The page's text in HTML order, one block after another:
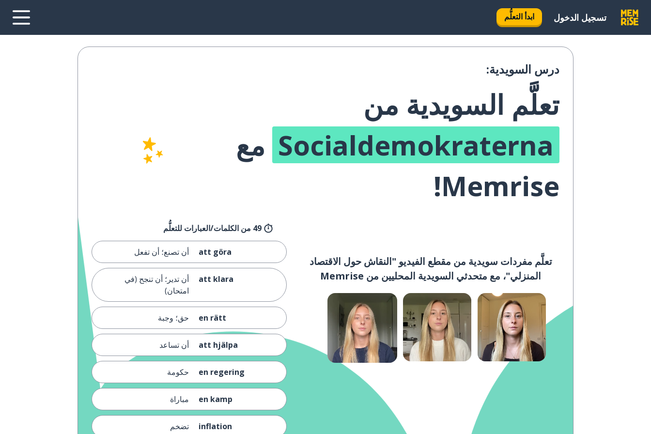
تسجيل الدخول ابدأ التعلُّم
درس السويدية:
تعلَّم السويدية من
Socialdemokraterna مع
Memrise!
تعلَّم مفردات سويدية من مقطع الفيديو "النقاش حول الاقتصاد
المنزلي"، مع متحدثي السويدية المحليين من Memrise
49 من الكلمات/العبارات للتعلُّم
att göra أن تصنع؛ أن تفعل
att klara
أن تدير؛ أن تنجح (في
امتحان)
en rätt حق؛ وجبة
att hjälpa أن تساعد
en regering حكومة
en kamp مباراة
inflation تضخم